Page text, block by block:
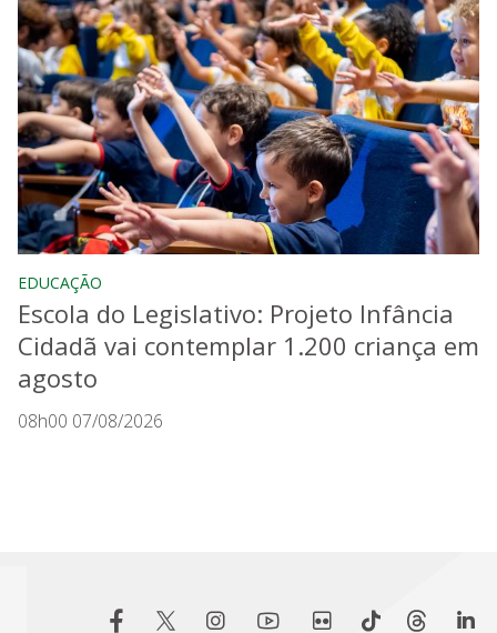
EDUCAÇÃO
Escola do Legislativo: Projeto Infância
Cidadã vai contemplar 1.200 criança em
agosto
08h00 07/08/2026